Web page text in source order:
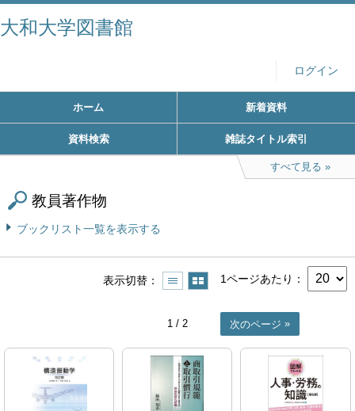
大和大学図書館
ログイン
ホーム 新着資料
資料検索 雑誌タイトル索引
すべて見る
教員著作物
ブックリスト一覧を表示する
表示切替 1ページあたり
1 / 2 次のページ